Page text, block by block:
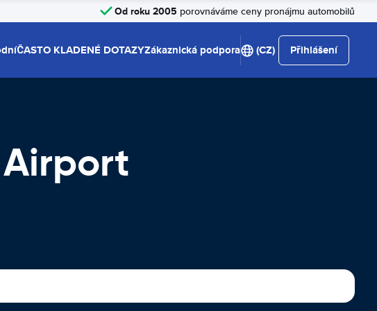
Od roku 2005 porovnáváme ceny pronájmu automobilů
ČASTO KLADENÉ DOTAZYZákaznická podpora (CZ) Přihlášení